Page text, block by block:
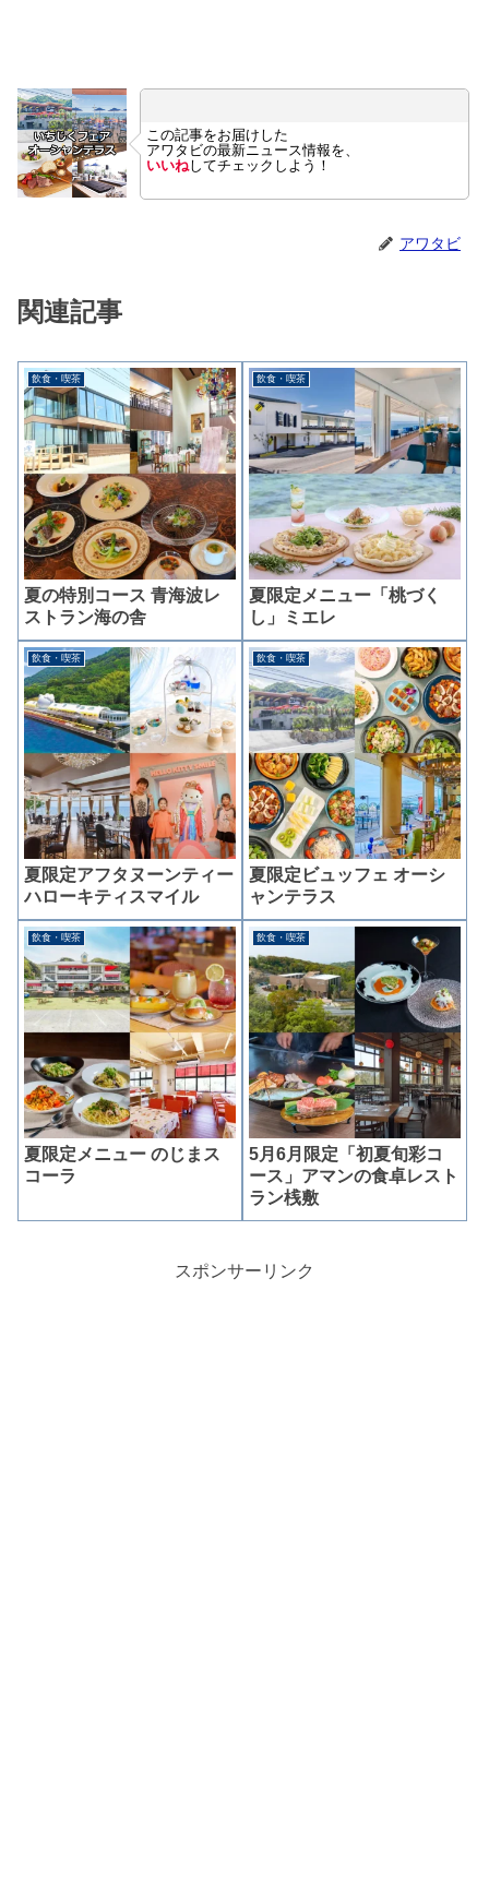
この記事をお届けした
アワタビの最新ニュース情報を、
いいねしてチェックしよう！
アワタビ
関連記事
飲食・喫茶
夏の特別コース 青海波レ
ストラン海の舎
飲食・喫茶
夏限定メニュー「桃づく
し」ミエレ
飲食・喫茶
夏限定アフタヌーンティー
ハローキティスマイル
飲食・喫茶
夏限定ビュッフェ オーシ
ャンテラス
飲食・喫茶
夏限定メニュー のじまス
コーラ
飲食・喫茶
5月6月限定「初夏旬彩コ
ース」アマンの食卓レスト
ラン桟敷
スポンサーリンク